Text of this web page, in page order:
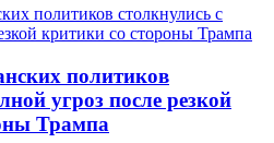
политиков
угроз после резкой
Трампа